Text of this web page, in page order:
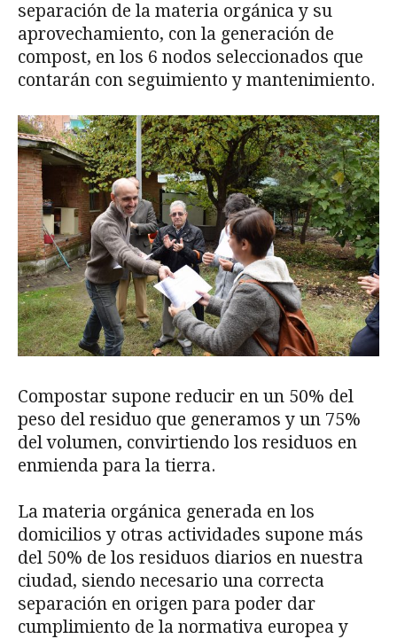
separación de la materia orgánica y su
aprovechamiento, con la generación de
compost, en los 6 nodos seleccionados que
contarán con seguimiento y mantenimiento.
Compostar supone reducir en un 50% del
peso del residuo que generamos y un 75%
del volumen, convirtiendo los residuos en
enmienda para la tierra.
La materia orgánica generada en los
domicilios y otras actividades supone más
del 50% de los residuos diarios en nuestra
ciudad, siendo necesario una correcta
separación en origen para poder dar
cumplimiento de la normativa europea y